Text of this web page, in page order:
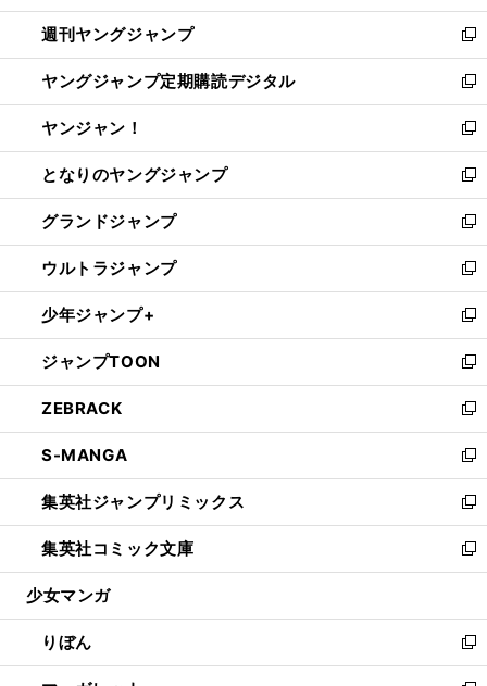
開
く
ウ
で
開
く
ン
ド
ウ
で
開
く
ウ
ィ
ン
ド
ウ
で
開
く
週刊ヤングジャンプ
新
し
い
ウ
ィ
ン
ド
ウ
で
開
く
ヤングジャンプ定期購読デジタル
新
し
い
ウ
ィ
ン
ド
ウ
で
開
く
ヤンジャン！
新
し
い
ウ
ィ
ン
ド
ウ
で
開
く
となりのヤングジャンプ
新
し
い
ウ
ィ
ン
ド
ウ
で
開
く
グランドジャンプ
新
し
い
ウ
ィ
ン
ド
ウ
で
開
く
ウルトラジャンプ
新
し
い
ウ
ィ
ン
ド
ウ
で
開
く
少年ジャンプ+
新
し
い
ウ
ィ
ン
ド
ウ
で
開
く
ジャンプTOON
新
し
い
ウ
ィ
ン
ド
ウ
で
開
ZEBRACK
新
し
い
ウ
ィ
ン
ド
ウ
開
く
S-MANGA
新
し
い
ウ
ィ
ン
ウ
で
開
集英社ジャンプリミックス
新
し
い
ウ
ン
ド
ウ
集英社コミック文庫
新
し
ウ
ィ
ン
少女マンガ
りぼん
新
し